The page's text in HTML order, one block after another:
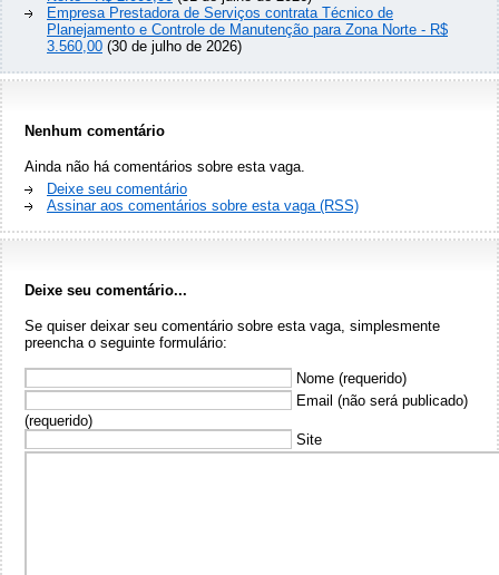
Empresa Prestadora de Serviços contrata Técnico de
Planejamento e Controle de Manutenção para Zona Norte - R$
3.560,00 (30 de julho de 2026)
Nenhum comentário
Ainda não há comentários sobre esta vaga.
Deixe seu comentário
Assinar aos comentários sobre esta vaga (RSS)
Deixe seu comentário...
Se quiser deixar seu comentário sobre esta vaga, simplesmente
preencha o seguinte formulário:
Nome (requerido)
Email (não será publicado)
(requerido)
Site